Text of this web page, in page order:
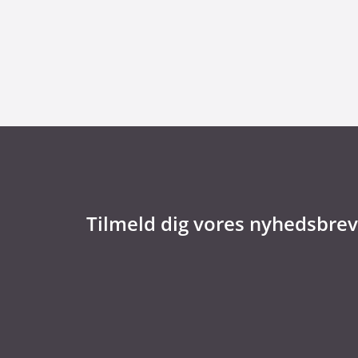
Tilmeld dig vores nyhedsbrev